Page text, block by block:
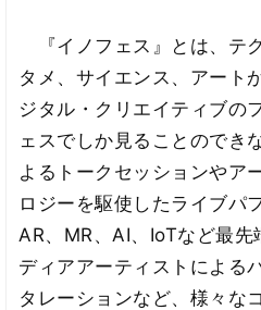
『イノフェス』とは、テ
タメ、サイエンス、アート
ジタル・クリエイティブの
ェスでしか見ることのでき
よるトークセッションやア
ロジーを駆使したライブパ
AR、MR、AI、IoTなど最先
ディアアーティストによる
タレーションなど、様々な